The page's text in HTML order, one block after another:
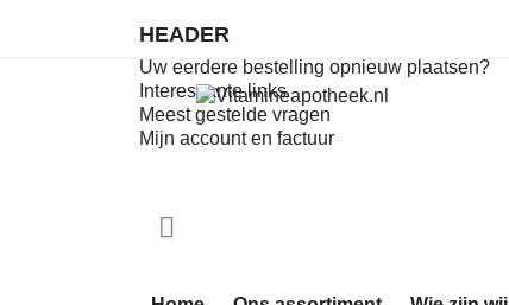
HEADER
Uw eerdere bestelling opnieuw plaatsen?
Interessante links
Meest gestelde vragen
Mijn account en factuur
